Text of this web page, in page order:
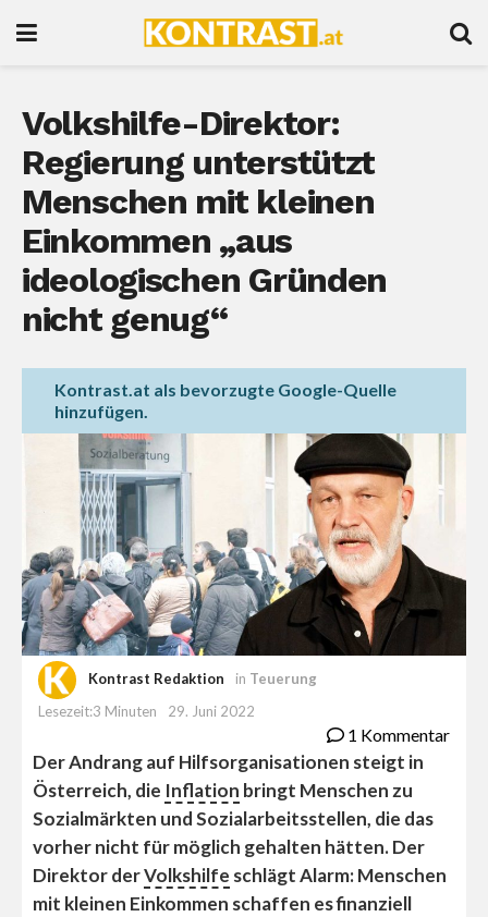
Volkshilfe-Direktor:
Regierung unterstützt
Menschen mit kleinen
Einkommen „aus
ideologischen Gründen
nicht genug“
Kontrast.at als bevorzugte Google-Quelle
hinzufügen.
Kontrast Redaktion in Teuerung
Lesezeit:3 Minuten
29. Juni 2022
1 Kommentar
Der Andrang auf Hilfsorganisationen steigt in
Österreich, die Inflation bringt Menschen zu
Sozialmärkten und Sozialarbeitsstellen, die das
vorher nicht für möglich gehalten hätten. Der
Direktor derVolkshilfe schlägt Alarm: Menschen
mit kleinen Einkommen schaffen es finanziell